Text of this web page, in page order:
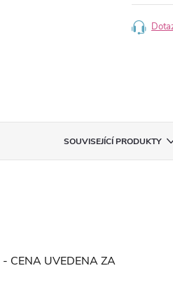
cena:
SOUVISEJÍCÍ PRODUKTY
CENA UVEDENA ZA